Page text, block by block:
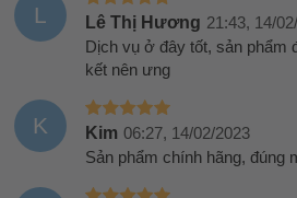
L Lê Thị Hương 21:43, 14/
Dịch vụ ở đây tốt, sản phẩm
kết nên ưng
K Kim 06:27, 14/02/2023
Sản phẩm chính hãng, đúng